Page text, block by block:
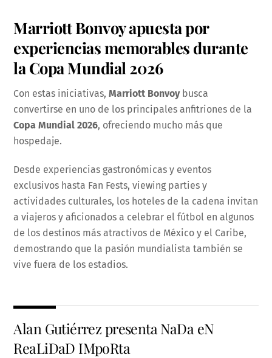
Marriott Bonvoy apuesta por
experiencias memorables durante
la Copa Mundial 2026
Con estas iniciativas,Marriott Bonvoybusca
convertirse en uno de los principales anfitriones de la
Copa Mundial 2026, ofreciendo mucho más que
hospedaje.
Desde experiencias gastronómicas y eventos
exclusivos hasta Fan Fests, viewing parties y
actividades culturales, los hoteles de la cadena invitan
a viajeros y aficionados a celebrar el fútbol en algunos
de los destinos más atractivos de México y el Caribe,
demostrando que la pasión mundialista también se
vive fuera de los estadios.
Alan Gutiérrez presenta NaDa eN
ReaLiDaD IMpoRta